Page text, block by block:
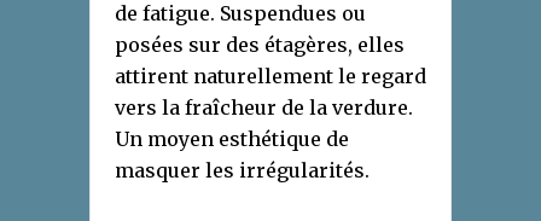
de fatigue. Suspendues ou
posées sur des étagères, elles
attirent naturellement le regard
vers la fraîcheur de la verdure.
Un moyen esthétique de
masquer les irrégularités.